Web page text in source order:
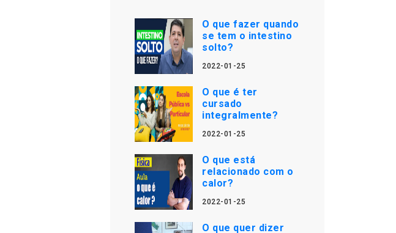
O que fazer quando
se tem o intestino
solto?
2022-01-25
O que é ter
cursado
integralmente?
2022-01-25
O que está
relacionado com o
calor?
2022-01-25
O que quer dizer